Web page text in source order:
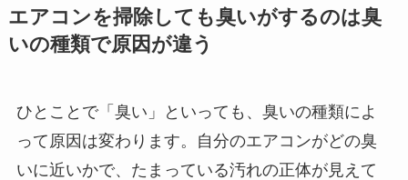
エアコンを掃除しても臭いがするのは臭
いの種類で原因が違う
ひとことで「臭い」といっても、臭いの種類によ
って原因は変わります。自分のエアコンがどの臭
いに近いかで、たまっている汚れの正体が見えて